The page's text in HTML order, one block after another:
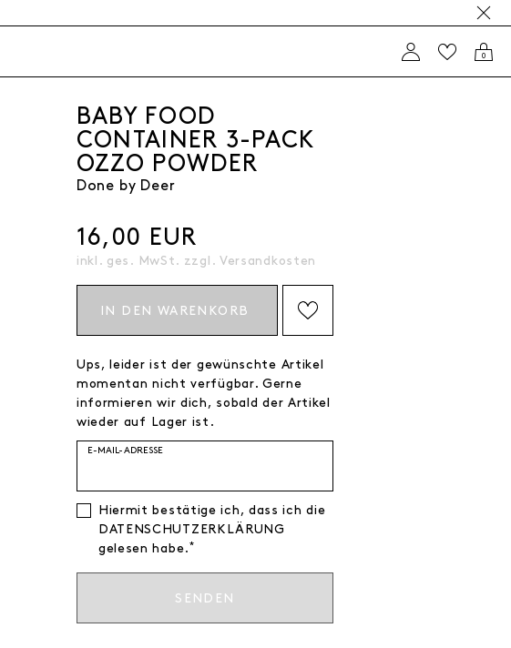
0
BABY FOOD
CONTAINER 3-PACK
OZZO POWDER
Done by Deer
16,00 EUR
inkl. ges. MwSt. zzgl. Versandkosten
IN DEN WARENKORB
Ups, leider ist der gewünschte Artikel
momentan nicht verfügbar. Gerne
informieren wir dich, sobald der Artikel
wieder auf Lager ist.
E-MAIL-ADRESSE
Hiermit bestätige ich, dass ich die
DATEN­SCHUTZ­ERKLÄRUNG
gelesen habe. *
SENDEN